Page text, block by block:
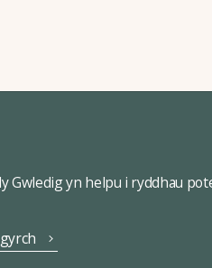
Gwledig yn helpu i ryddhau